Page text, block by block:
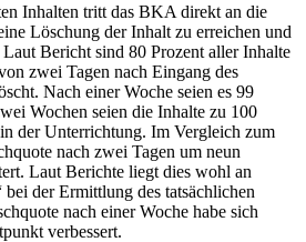
Inhalten tritt das BKA direkt an die
Löschung der Inhalt zu erreichen und
Bericht sind 80 Prozent aller Inhalte
zwei Tagen nach Eingang des
Nach einer Woche seien es 99
Wochen seien die Inhalte zu 100
der Unterrichtung. Im Vergleich zum
nach zwei Tagen um neun
Laut Berichte liegt dies wohl an
bei der Ermittlung des tatsächlichen
nach einer Woche habe sich
verbessert.